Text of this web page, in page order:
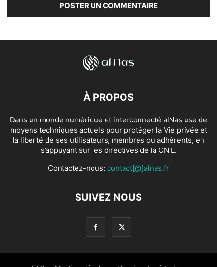
À PROPOS
Dans un monde numérique et interconnecté alNas use de
moyens techniques actuels pour protéger la Vie privée et
la liberté de ses utilisateurs, membres ou adhérents, en
s’appuyant sur les directives de la CNIL.
Contactez-nous: contact[@]alnas.fr
SUIVEZ NOUS